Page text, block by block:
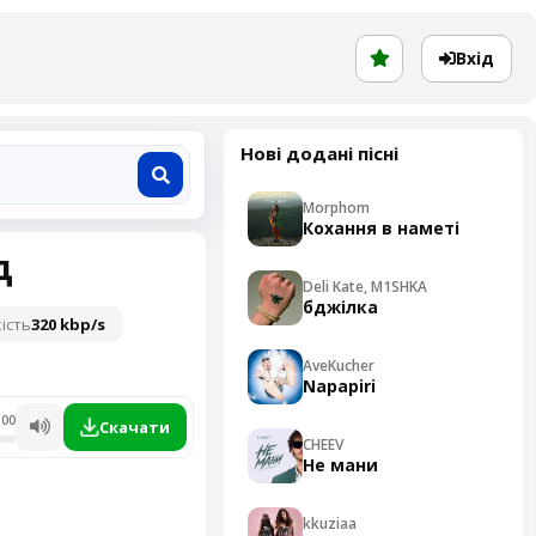
Вхід
320 kbp/s
Скачати
Нові додані пісні
Morphom
Кохання в наметі
Deli Kate, M1SHKA
бджілка
AveKucher
Napapiri
CHEEV
Не мани
kkuziaa